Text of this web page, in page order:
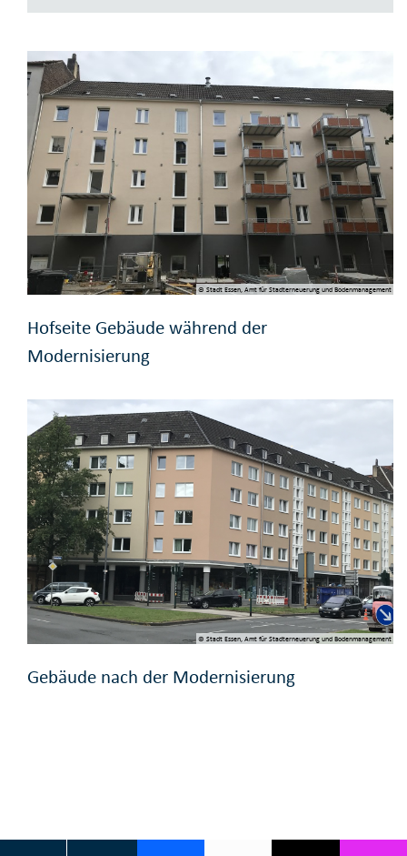
© Stadt Essen, Amt für Stadterneuerung und Bodenmanagement
Hofseite Gebäude während der
Modernisierung
© Stadt Essen, Amt für Stadterneuerung und Bodenmanagement
Gebäude nach der Modernisierung